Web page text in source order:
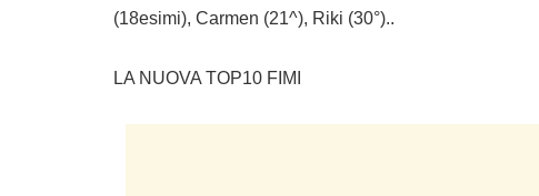
(18esimi), Carmen (21^), Riki (30°)..
LA NUOVA TOP10 FIMI